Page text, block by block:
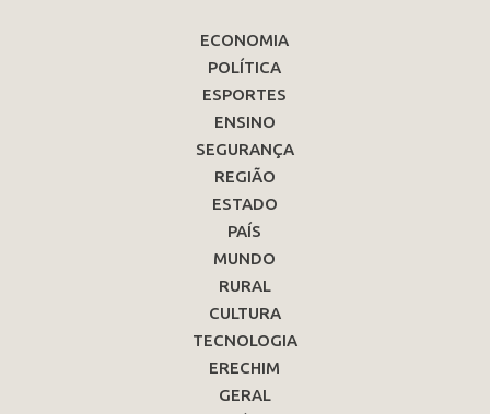
ECONOMIA
POLÍTICA
ESPORTES
ENSINO
SEGURANÇA
REGIÃO
ESTADO
PAÍS
MUNDO
RURAL
CULTURA
TECNOLOGIA
ERECHIM
GERAL